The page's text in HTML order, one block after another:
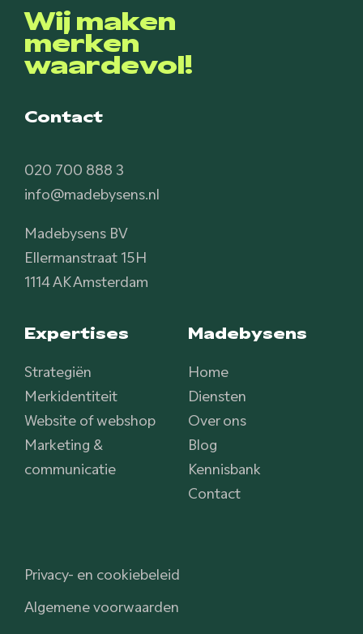
Wij maken
merken
waardevol!
Contact
020 700 888 3
info@madebysens.nl
Madebysens BV
Ellermanstraat 15H
1114 AK Amsterdam
Expertises
Strategiën
Merkidentiteit
Website of webshop
Marketing &
communicatie
Madebysens
Home
Diensten
Over ons
Blog
Kennisbank
Contact
Privacy- en cookiebeleid
Algemene voorwaarden